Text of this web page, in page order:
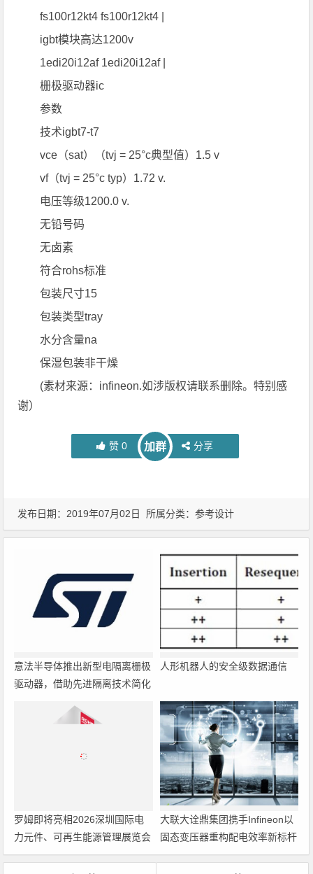
fs100r12kt4 fs100r12kt4 |
igbt模块高达1200v
1edi20i12af 1edi20i12af |
栅极驱动器ic
参数
技术igbt7-t7
vce（sat）（tvj = 25°c典型值）1.5 v
vf（tvj = 25°c typ）1.72 v.
电压等级1200.0 v.
无铅号码
无卤素
符合rohs标准
包装尺寸15
包装类型tray
水分含量na
保湿包装非干燥
(素材来源：infineon.如涉版权请联系删除。特别感
谢）
赞 0 加群 分享
发布日期：2019年07月02日 所属分类：参考设计
意法半导体推出新型电隔离栅极
驱动器，借助先进隔离技术简化
人形机器人的安全级数据通信
罗姆即将亮相2026深圳国际电
力元件、可再生能源管理展览会
暨研讨会
大联大诠鼎集团携手Infineon以
固态变压器重构配电效率新标杆